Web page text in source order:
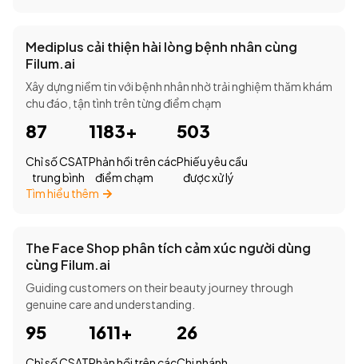
Mediplus cải thiện hài lòng bệnh nhân cùng
Filum.ai
Xây dựng niềm tin với bệnh nhân nhờ trải nghiệm thăm khám
chu đáo, tận tình trên từng điểm chạm
87
Chỉ số CSAT
trung bình
1183+
Phản hồi trên các
điểm chạm
503
Phiếu yêu cầu
được xử lý
Tìm hiểu thêm
The Face Shop phân tích cảm xúc người dùng
cùng Filum.ai
Guiding customers on their beauty journey through
genuine care and understanding.
95 1611+ 26